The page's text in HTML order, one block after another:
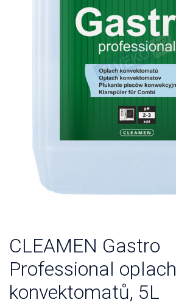
CLEAMEN Gastro
Professional oplach
konvektomatů, 5L